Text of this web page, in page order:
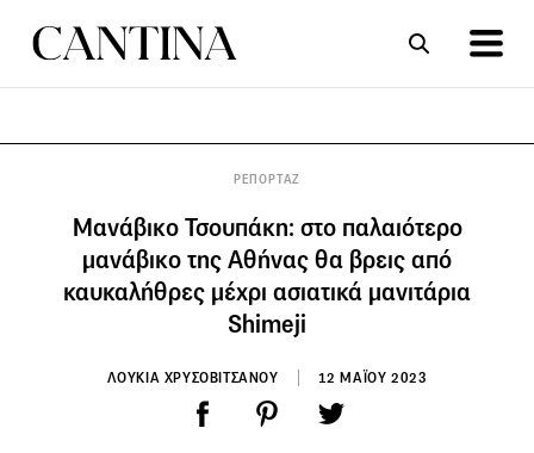
ΡΕΠΟΡΤΑΖ
Μανάβικο Τσουπάκη: στο παλαιότερο
μανάβικο της Αθήνας θα βρεις από
καυκαλήθρες μέχρι ασιατικά μανιτάρια
Shimeji
ΛΟΥΚΙΑ ΧΡΥΣΟΒΙΤΣΑΝΟΥ 12 ΜΑΪΟΥ 2023